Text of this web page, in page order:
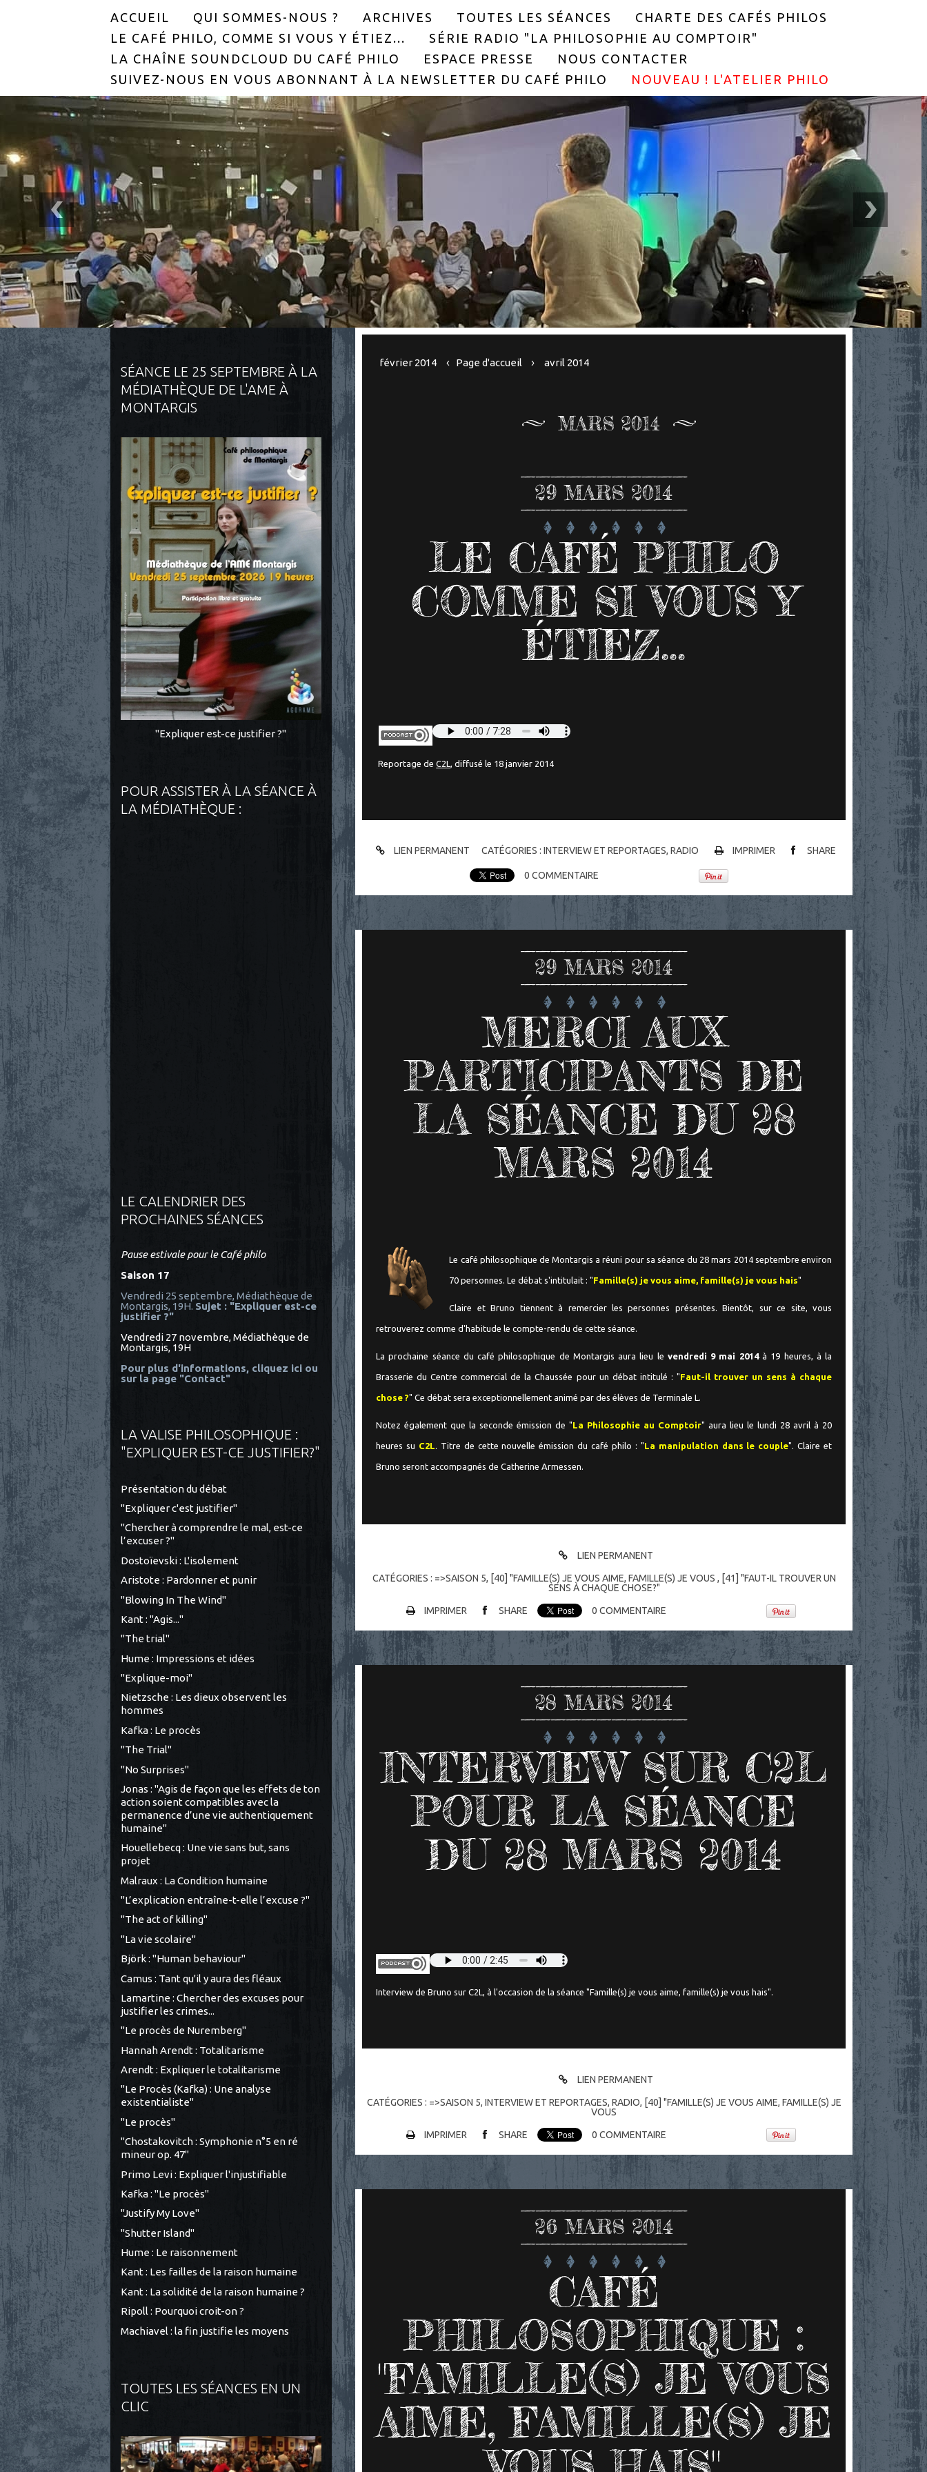
ACCUEIL QUI SOMMES-NOUS ? ARCHIVES TOUTES LES SÉANCES
CHARTE DES CAFÉS PHILOS
LE CAFÉ PHILO, COMME SI VOUS Y ÉTIEZ...
SÉRIE RADIO "LA PHILOSOPHIE AU COMPTOIR"
LA CHAÎNE SOUNDCLOUD DU CAFÉ PHILO
ESPACE PRESSE
NOUS CONTACTER
SUIVEZ-NOUS EN VOUS ABONNANT À LA NEWSLETTER DU CAFÉ PHILO
NOUVEAU ! L'ATELIER PHILO
SÉANCE LE 25 SEPTEMBRE À LA
MÉDIATHÈQUE DE L'AME À
MONTARGIS
"Expliquer est-ce justifier ?"
POUR ASSISTER À LA SÉANCE À
LA MÉDIATHÈQUE :
LE CALENDRIER DES
PROCHAINES SÉANCES
Pause estivale pour le Café philo
Saison 17
Vendredi 25 septembre, Médiathèque de
Montargis, 19H. Sujet : "Expliquer est-ce
justifier ?"
Vendredi 27 novembre, Médiathèque de
Montargis, 19H
Pour plus d'informations, cliquez ici ou
sur la page "Contact"
LA VALISE PHILOSOPHIQUE :
"EXPLIQUER EST-CE JUSTIFIER?"
Présentation du débat
"Expliquer c'est justifier"
"Chercher à comprendre le mal, est-ce
l’excuser ?"
Dostoïevski : L'isolement
Aristote : Pardonner et punir
"Blowing In The Wind"
Kant : "Agis..."
"The trial"
Hume : Impressions et idées
"Explique-moi"
Nietzsche : Les dieux observent les
hommes
Kafka : Le procès
"The Trial"
"No Surprises"
Jonas : "Agis de façon que les effets de ton
action soient compatibles avec la
permanence d’une vie authentiquement
humaine"
Houellebecq : Une vie sans but, sans
projet
Malraux : La Condition humaine
"L’explication entraîne-t-elle l’excuse ?"
"The act of killing"
"La vie scolaire"
Björk : "Human behaviour"
Camus : Tant qu'il y aura des fléaux
Lamartine : Chercher des excuses pour
justifier les crimes...
"Le procès de Nuremberg"
Hannah Arendt : Totalitarisme
Arendt : Expliquer le totalitarisme
"Le Procès (Kafka) : Une analyse
existentialiste"
"Le procès"
"Chostakovitch : Symphonie n°5 en ré
mineur op. 47"
Primo Levi : Expliquer l'injustifiable
Kafka : "Le procès"
"Justify My Love"
"Shutter Island"
Hume : Le raisonnement
Kant : Les failles de la raison humaine
Kant : La solidité de la raison humaine ?
Ripoll : Pourquoi croit-on ?
Machiavel : la fin justifie les moyens
TOUTES LES SÉANCES EN UN
CLIC
février 2014 Page d'accueil avril 2014
MARS 2014
29 MARS 2014
LE CAFÉ PHILO
COMME SI VOUS Y
ÉTIEZ...
Reportage deC2L , diffusé le 18 janvier 2014
LIEN PERMANENT CATÉGORIES :INTERVIEW ET REPORTAGES,RADIO IMPRIMER SHARE
0 COMMENTAIRE
29 MARS 2014
MERCI AUX
PARTICIPANTS DE
LA SÉANCE DU 28
MARS 2014
Le café philosophique de Montargis a réuni pour sa séance du 28 mars 2014 septembre environ
70 personnes. Le débat s'intitulait : "Famille(s) je vous aime, famille(s) je vous hais"
Claire et Bruno tiennent à remercier les personnes présentes.Bientôt, sur ce site, vous
retrouverez comme d'habitude le compte-rendu de cette séance.
La prochaine séance du café philosophique de Montargis aura lieu le vendredi 9 mai 2014 à 19 heures, à la
Brasserie du Centre commercial de la Chaussée pour un débat intitulé : "Faut-il trouver un sens à chaque
chose ?" Ce débat sera exceptionnellement animé par des élèves de Terminale L.
Notez également que la seconde émission de "La Philosophie au Comptoir" aura lieu le lundi 28 avril à 20
heures su C2L. Titre de cette nouvelle émission du café philo : "La manipulation dans le couple". Claire et
Bruno seront accompagnés de Catherine Armessen.
LIEN PERMANENT
CATÉGORIES : =>SAISON 5, [40] "FAMILLE(S) JE VOUS AIME, FAMILLE(S) JE VOUS , [41] "FAUT-IL TROUVER UN
SENS À CHAQUE CHOSE?"
IMPRIMER SHARE 0 COMMENTAIRE
28 MARS 2014
INTERVIEW SUR C2L
POUR LA SÉANCE
DU 28 MARS 2014
Interview de Bruno sur C2L, à l'occasion de la séance "Famille(s) je vous aime, famille(s) je vous hais".
LIEN PERMANENT
CATÉGORIES : =>SAISON 5, INTERVIEW ET REPORTAGES, RADIO, [40] "FAMILLE(S) JE VOUS AIME, FAMILLE(S) JE
VOUS
IMPRIMER SHARE 0 COMMENTAIRE
26 MARS 2014
CAFÉ
PHILOSOPHIQUE :
"FAMILLE(S) JE VOUS
AIME, FAMILLE(S) JE